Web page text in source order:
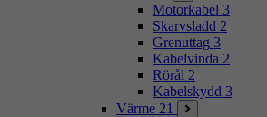
Motorkabel 3
Skarvsladd 2
Grenuttag 3
Kabelvinda 2
Rörål 2
Kabelskydd 3
Värme 21